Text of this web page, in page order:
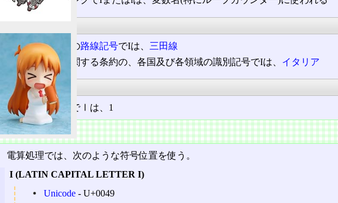
都営地下鉄 の路線記号でIは、 三田線
道路交通に関する条約の、各国及び各領域の識別記号でIは、 イタリア
その他
ローマ数字でⅠは、1
符号
電算処理では、次のような符号位置を使う。
I (LATIN CAPITAL LETTER I)
Unicode ‐ U+0049